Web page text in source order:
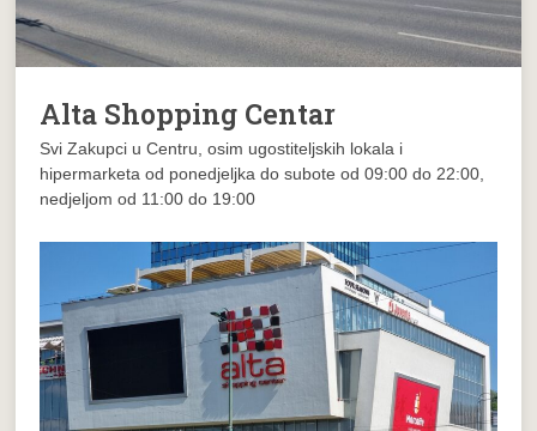
Alta Shopping Centar
Svi Zakupci u Centru, osim ugostiteljskih lokala i
hipermarketa od ponedjeljka do subote od 09:00 do 22:00,
nedjeljom od 11:00 do 19:00